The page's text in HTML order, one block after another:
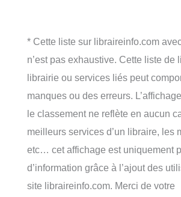
* Cette liste sur libraireinfo.com
n’est pas exhaustive. Cette liste de
librairie ou services liés peut
manques ou des erreurs.
le classement ne reflète en aucun
meilleurs services d’un libraire, les
etc… cet affichage est uniquement
d’information grâce à l’ajout des
site libraireinfo.com. Merci de votre